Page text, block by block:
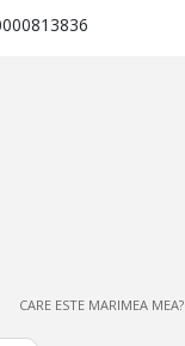
CARE ESTE MARIMEA MEA?